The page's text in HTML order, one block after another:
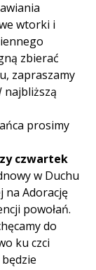
wtorki i
zbierać
zapraszamy
najbliższą
prosimy
czwartek
w Duchu
na Adorację
powołań.
do
ku czci